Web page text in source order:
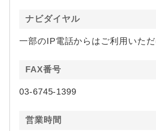
ナビダイヤル
一部のIP電話からはご利用いただ
FAX番号
03-6745-1399
営業時間